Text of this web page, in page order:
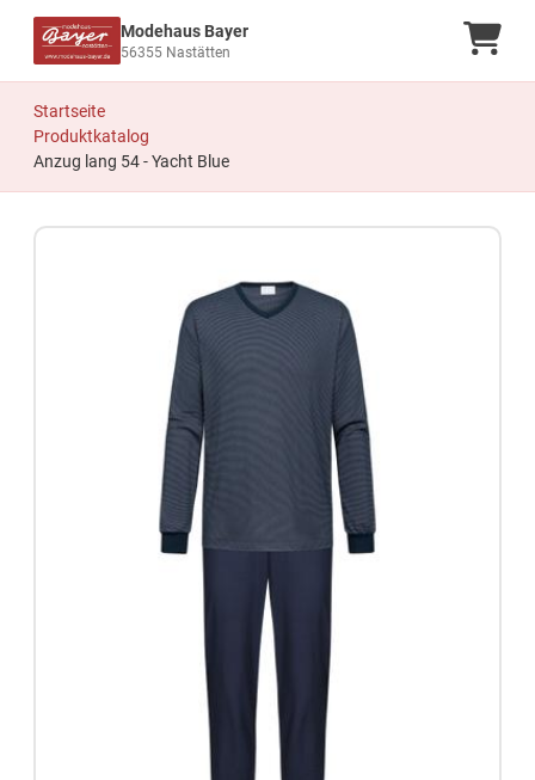
Modehaus Bayer
56355 Nastätten
Startseite
Produktkatalog
Anzug lang 54 - Yacht Blue